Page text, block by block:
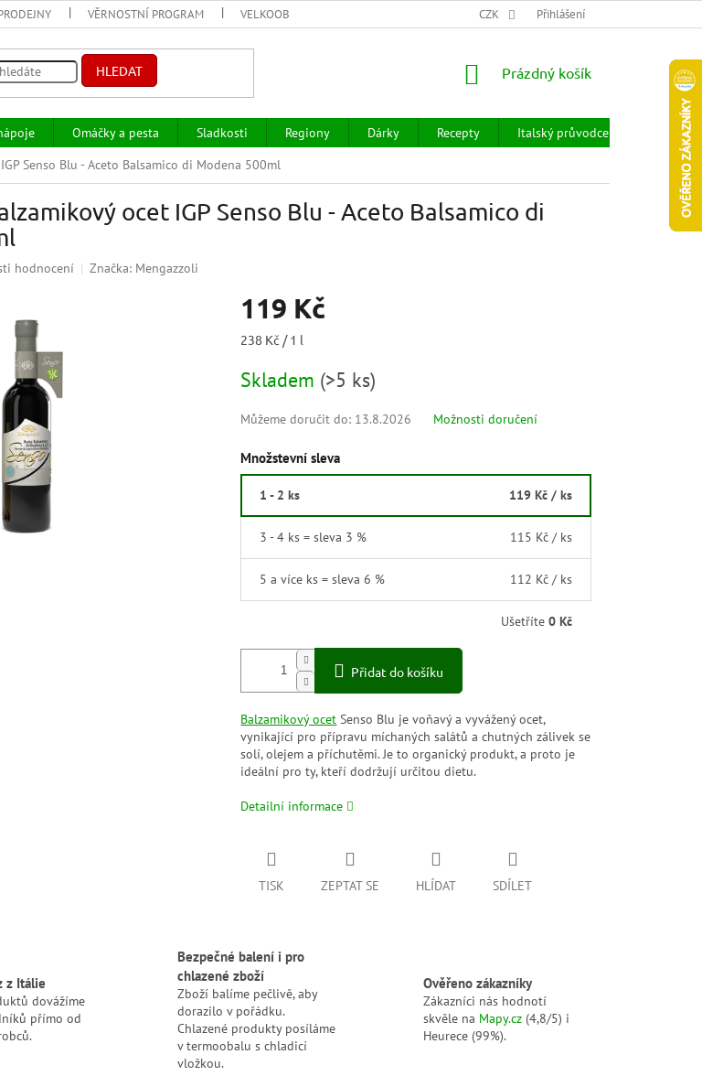
VĚRNOSTNÍ PROGRAM VELKOOBCHOD HODNOCENÍ OBCHODU OBCHODNÍ PODMÍNKY
CZK Přihlášení
HLEDAT
NÁKUPNÍ
Prázdný košík
Omáčky a pesta Sladkosti Regiony Dárky Recepty Italský průvodce
Prodejny
Senso Blu - Aceto Balsamico di Modena 500ml
ocet IGP Senso Blu - Aceto Balsamico di
hodnocení Značka: Mengazzoli
119 Kč
Měrná
238 Kč / 1 l
Skladem (>5 ks)
Můžeme doručit do: 13.8.2026 Možnosti doručení
Množstevní sleva
1 - 2 ks 119 Kč / ks
3 - 4 ks = sleva 3 % 115 Kč / ks
5 a více ks = sleva 6 % 112 Kč / ks
Ušetříte0 Kč
Přidat do košíku
Balzamikový ocet Senso Blu je voňavý a vyvážený ocet,
vynikající pro přípravu míchaných salátů a chutných zálivek se
solí, olejem a příchutěmi. Je to organický produkt, a proto je
ideální pro ty, kteří dodržují určitou dietu.
Detailní informace
TISK ZEPTAT SE HLÍDAT SDÍLET
z Itálie
dovážíme
přímo od
Bezpečné balení i pro
chlazené zboží
Zboží balíme pečlivě, aby
dorazilo v pořádku.
Chlazené produkty posíláme
v termoobalu s chladicí
vložkou.
Ověřeno zákazníky
Zákazníci nás hodnotí
skvěle na Mapy.cz (4,8/5) i
Heurece (99%).